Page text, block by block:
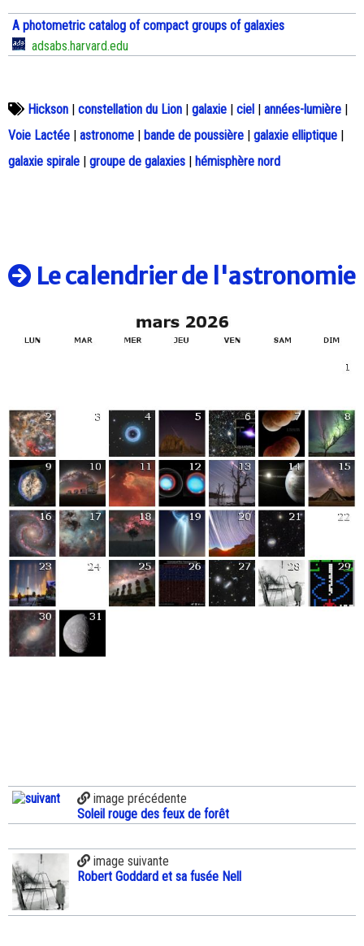
A photometric catalog of compact groups of galaxies
adsabs.harvard.edu
Hickson constellation du Lion galaxie ciel années-lumière
Voie Lactée
astronome bande de poussière galaxie elliptique
galaxie spirale
groupe de galaxies hémisphère nord
Le calendrier de l'astronomie
image précédente
Soleil rouge des feux de forêt
image suivante
Robert Goddard et sa fusée Nell